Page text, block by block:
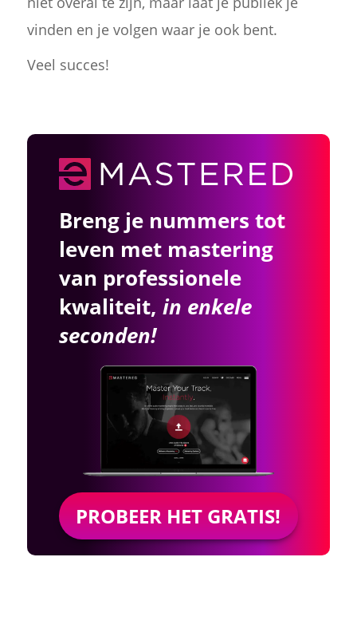
vinden en je volgen waar je ook bent.
Veel succes!
Breng je nummers tot
leven met mastering
van professionele
kwaliteit, in enkele
seconden!
PROBEER HET GRATIS!